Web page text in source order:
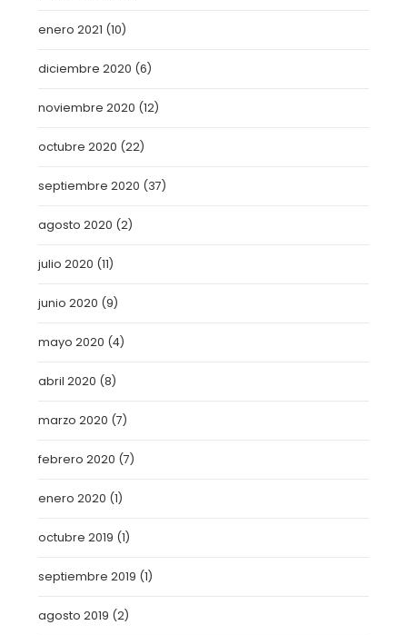
enero 2021 (10)
diciembre 2020 (6)
noviembre 2020 (12)
octubre 2020 (22)
septiembre 2020 (37)
agosto 2020 (2)
julio 2020 (11)
junio 2020 (9)
mayo 2020 (4)
abril 2020 (8)
marzo 2020 (7)
febrero 2020 (7)
enero 2020 (1)
octubre 2019 (1)
septiembre 2019 (1)
agosto 2019 (2)